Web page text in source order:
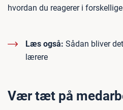
hvordan du reagerer i
Læs også: Sådan bliver
lærere
Vær tæt på